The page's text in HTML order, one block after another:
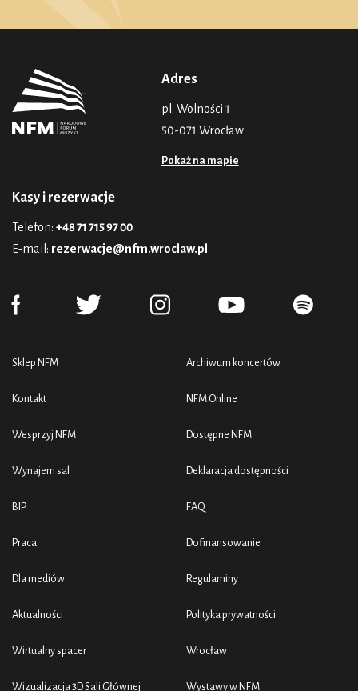
Adres
pl. Wolności 1
50-071 Wrocław
Pokaż na mapie
Kasy i rezerwacje
Telefon: +48 71 715 97 00
E-mail: rezerwacje@nfm.wroclaw.pl
Sklep NFM
Kontakt
Wesprzyj NFM
Wynajem sal
BIP
Praca
Dla mediów
Aktualności
Wirtualny spacer
Wizualizacja 3D Sali Głównej
Archiwum koncertów
NFM Online
Dostępne NFM
Deklaracja dostępności
FAQ
Dofinansowanie
Regulaminy
Polityka prywatności
Wrocław
Wystawy w NFM